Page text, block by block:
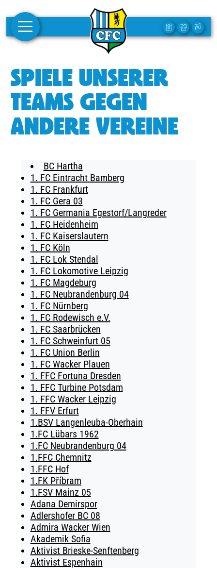
1. MANNSCHAFT
FRAUEN
CAMPUS
CLUBMITGLIEDSCHAFT
BUSINESS
SÜDKURVE
TICKETING
SPIELE UNSERER
TEAMS GEGEN
ANDERE VEREINE
BC Hartha
1. FC Eintracht Bamberg
1. FC Frankfurt
1. FC Gera 03
1. FC Germania Egestorf/Langreder
1. FC Heidenheim
1. FC Kaiserslautern
1. FC Köln
1. FC Lok Stendal
1. FC Lokomotive Leipzig
1. FC Magdeburg
1. FC Neubrandenburg 04
1. FC Nürnberg
1. FC Rodewisch e.V.
1. FC Saarbrücken
1. FC Schweinfurt 05
1. FC Union Berlin
1. FC Wacker Plauen
1. FFC Fortuna Dresden
1. FFC Turbine Potsdam
1. FFC Wacker Leipzig
1. FFV Erfurt
1.BSV Langenleuba-Oberhain
1.FC Lübars 1962
1.FC Neubrandenburg 04
1.FFC Chemnitz
1.FFC Hof
1.FK Příbram
1.FSV Mainz 05
Adana Demirspor
Adlershofer BC 08
Admira Wacker Wien
Akademik Sofia
Aktivist Brieske-Senftenberg
Aktivist Espenhain